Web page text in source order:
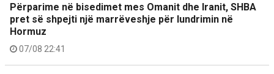
Përparime në bisedimet mes Omanit dhe Iranit, SHBA
pret së shpejti një marrëveshje për lundrimin në
Hormuz
07/08 22:41